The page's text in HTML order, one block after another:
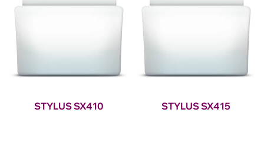
STYLUS SX410 STYLUS SX415